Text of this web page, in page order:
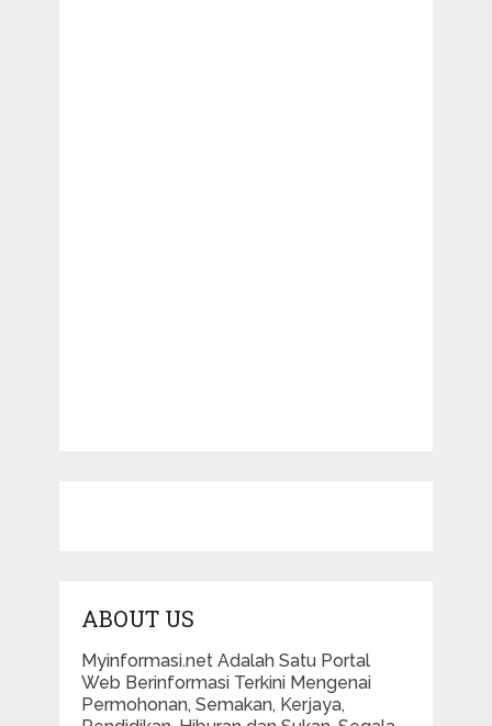
ABOUT US
Myinformasi.net Adalah Satu Portal
Web Berinformasi Terkini Mengenai
Permohonan, Semakan, Kerjaya,